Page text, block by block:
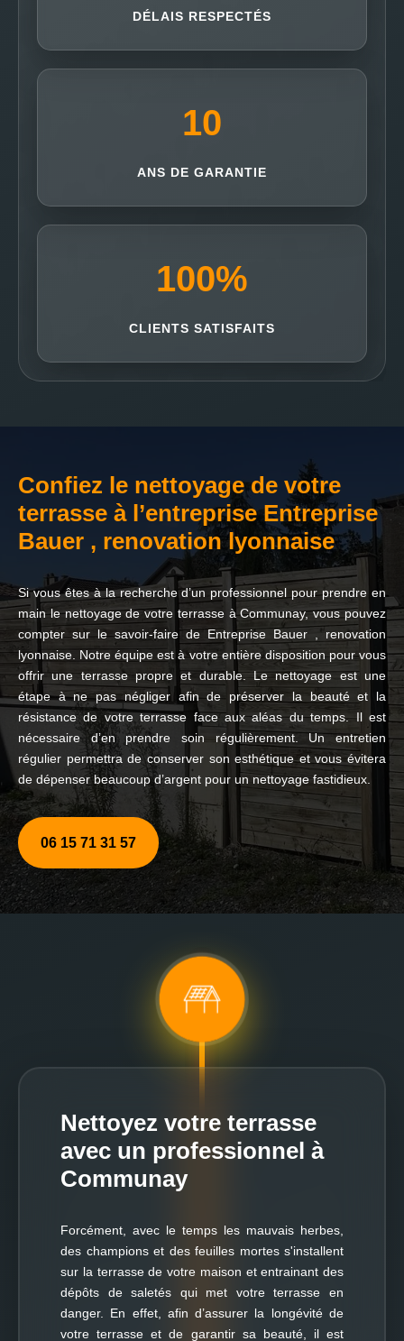
DÉLAIS RESPECTÉS
10
ANS DE GARANTIE
100%
CLIENTS SATISFAITS
Confiez le nettoyage de votre
terrasse à l’entreprise Entreprise
Bauer , renovation lyonnaise
Si vous êtes à la recherche d’un professionnel pour prendre en
main le nettoyage de votre terrasse à Communay, vous pouvez
compter sur le savoir-faire de Entreprise Bauer , renovation
lyonnaise. Notre équipe est à votre entière disposition pour vous
offrir une terrasse propre et durable. Le nettoyage est une
étape à ne pas négliger afin de préserver la beauté et la
résistance de votre terrasse face aux aléas du temps. Il est
nécessaire d’en prendre soin régulièrement. Un entretien
régulier permettra de conserver son esthétique et vous évitera
de dépenser beaucoup d’argent pour un nettoyage fastidieux.
06 15 71 31 57
Nettoyez votre terrasse
avec un professionnel à
Communay
Forcément, avec le temps les mauvais herbes,
des champions et des feuilles mortes s'installent
sur la terrasse de votre maison et entrainant des
dépôts de saletés qui met votre terrasse en
danger. En effet, afin d’assurer la longévité de
votre terrasse et de garantir sa beauté, il est